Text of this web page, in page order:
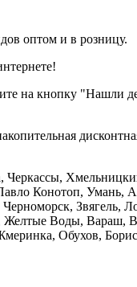
оптом и в розницу.
на кнопку "Нашли
Черкассы,
Конотоп, Умань,
Звягель,
Воды, Вараш,
Обухов,